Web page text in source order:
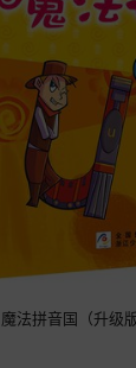
魔法拼音国（升级